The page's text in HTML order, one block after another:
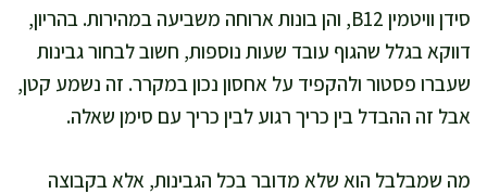
סידן וויטמין B12, והן בונות ארוחה משביעה במהירות. בהריון,
דווקא בגלל שהגוף עובד שעות נוספות, חשוב לבחור גבינות
שעברו פסטור ולהקפיד על אחסון נכון במקרר. זה נשמע קטן,
אבל זה ההבדל בין כריך רגוע לבין כריך עם סימן שאלה.
מה שמבלבל הוא שלא מדובר בכל הגבינות, אלא בקבוצה